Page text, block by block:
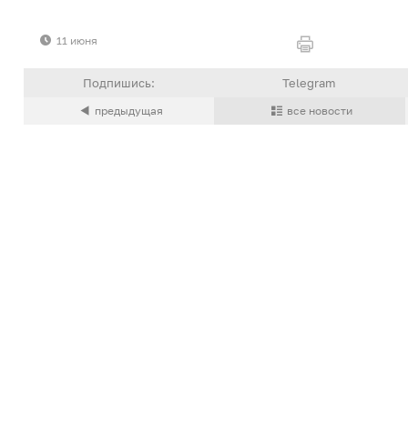
11 июня